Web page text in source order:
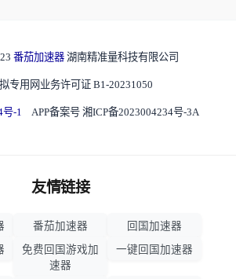
番茄加速器 湖南精准量科技有限公司
专用网业务许可证 B1-20231050
号-1 APP备案号 湘ICP备2023004234号-3A
友情链接
番茄加速器
回国加速器
免费回国游戏加
速器
一键回国加速器